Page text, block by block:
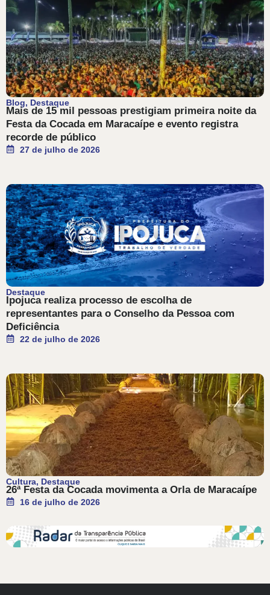
Blog, Destaque
Mais de 15 mil pessoas prestigiam primeira noite da
Festa da Cocada em Maracaípe e evento registra
recorde de público
27 de julho de 2026
Destaque
Ipojuca realiza processo de escolha de
representantes para o Conselho da Pessoa com
Deficiência
22 de julho de 2026
Cultura, Destaque
26ª Festa da Cocada movimenta a Orla de Maracaípe
16 de julho de 2026